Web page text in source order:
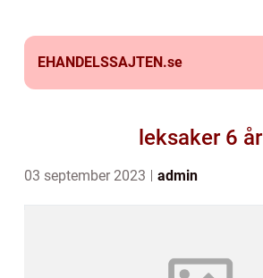
EHANDELSSAJTEN.se
leksaker 6 år
03 september 2023 admin